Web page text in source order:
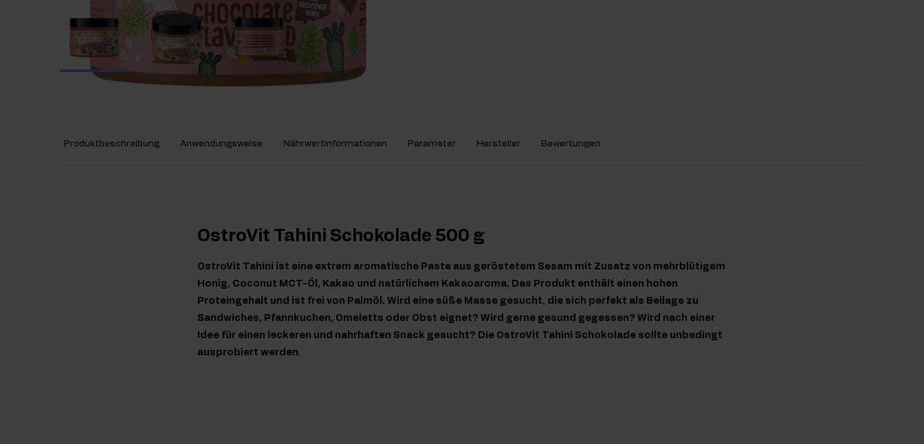
Produktbeschreibung Anwendungsweise Nährwertinformationen Parameter Hersteller Bewertungen
OstroVit Tahini Schokolade 500 g
OstroVit Tahini ist eine extrem aromatische Paste aus geröstetem Sesam mit Zusatz von mehrblütigem
Honig, Coconut MCT-Öl, Kakao und natürlichem Kakaoaroma. Das Produkt enthält einen hohen
Proteingehalt und ist frei von Palmöl. Wird eine süße Masse gesucht, die sich perfekt als Beilage zu
Sandwiches, Pfannkuchen, Omeletts oder Obst eignet? Wird gerne gesund gegessen? Wird nach einer
Idee für einen leckeren und nahrhaften Snack gesucht? Die OstroVit Tahini Schokolade sollte unbedingt
ausprobiert werden.